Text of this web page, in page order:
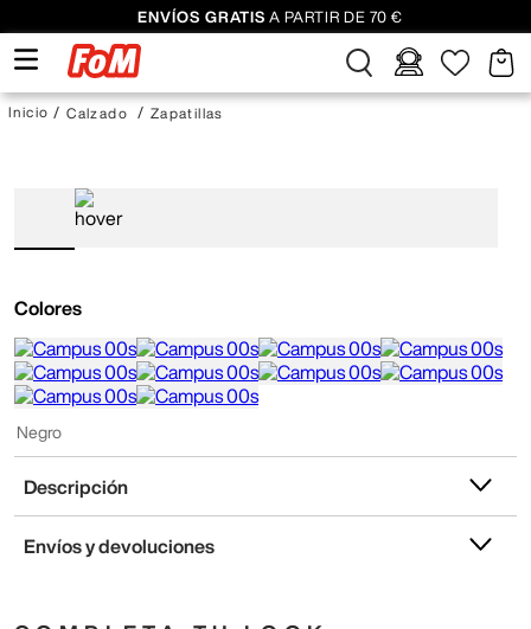
ENVÍOS GRATIS A PARTIR DE 70 €
Calzado Zapatillas
Colores
Negro
Descripción
Envíos y devoluciones